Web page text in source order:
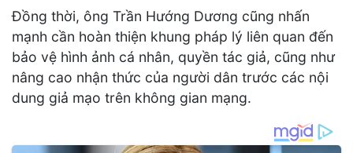
Đồng thời, ông Trần Hướng Dương cũng nhấn
mạnh cần hoàn thiện khung pháp lý liên quan đến
bảo vệ hình ảnh cá nhân, quyền tác giả, cũng như
nâng cao nhận thức của người dân trước các nội
dung giả mạo trên không gian mạng.